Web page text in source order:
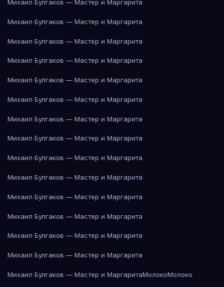
Михаил Булгаков — Мастер и Маргарита
Михаил Булгаков — Мастер и Маргарита
Михаил Булгаков — Мастер и Маргарита
Михаил Булгаков — Мастер и Маргарита
Михаил Булгаков — Мастер и Маргарита
Михаил Булгаков — Мастер и Маргарита
Михаил Булгаков — Мастер и Маргарита
Михаил Булгаков — Мастер и Маргарита
Михаил Булгаков — Мастер и Маргарита
Михаил Булгаков — Мастер и Маргарита
Михаил Булгаков — Мастер и Маргарита
Михаил Булгаков — Мастер и Маргарита
Михаил Булгаков — Мастер и Маргарита
Михаил Булгаков — Мастер и Маргарита
Михаил Булгаков — Мастер и МаргаритаМолокоМолоко